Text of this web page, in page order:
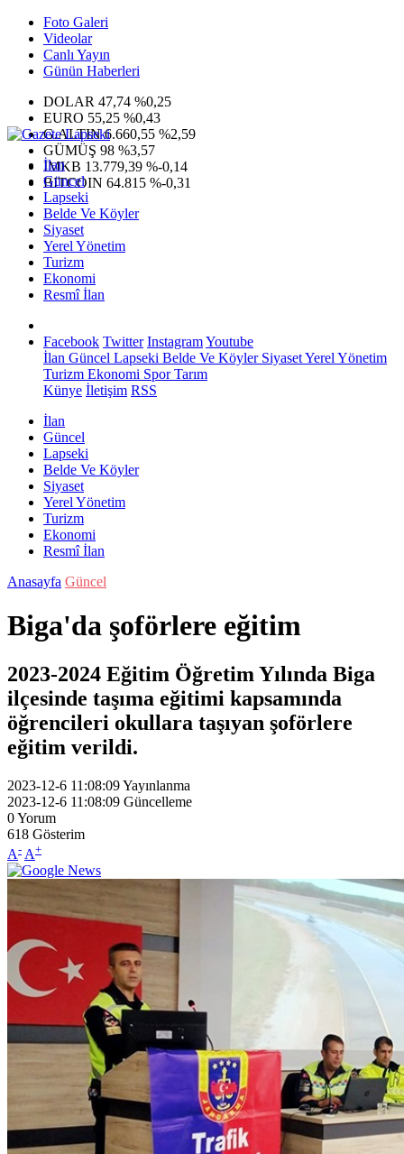
Foto Galeri
Videolar
Canlı Yayın
Günün Haberleri
DOLAR 47,74 %0,25
EURO 55,25 %0,43
G.ALTIN6.660,55 %2,59
GÜMÜŞ 98 %3,57
IMKB 13.779,39 %-0,14
BITCOIN 64.815 %-0,31
İlan
Güncel
Lapseki
Belde Ve Köyler
Siyaset
Yerel Yönetim
Turizm
Ekonomi
Resmî İlan
Facebook Twitter InstagramYoutube
İlan Güncel Lapseki Belde Ve KöylerSiyasetYerel Yönetim
Turizm Ekonomi SporTarım
Künye İletişim RSS
İlan
Güncel
Lapseki
Belde Ve Köyler
Siyaset
Yerel Yönetim
Turizm
Ekonomi
Resmî İlan
Anasayfa Güncel
Biga'da şoförlere eğitim
2023-2024 Eğitim Öğretim Yılında Biga
ilçesinde taşıma eğitimi kapsamında
öğrencileri okullara taşıyan şoförlere
eğitim verildi.
2023-12-6 11:08:09Yayınlanma
2023-12-6 11:08:09 Güncelleme
0Yorum
618 Gösterim
A- A+